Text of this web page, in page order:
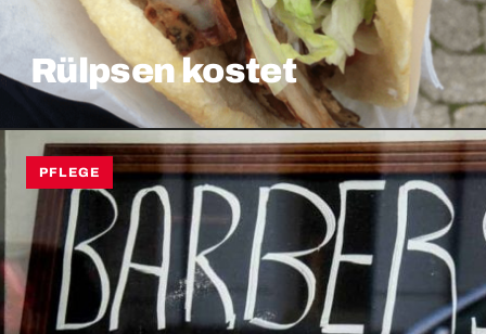
Rülpsen kostet
PFLEGE